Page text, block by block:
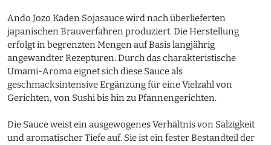
Ando Jozo Kaden Sojasauce wird nach überlieferten
japanischen Brauverfahren produziert. Die Herstellung
erfolgt in begrenzten Mengen auf Basis langjährig
angewandter Rezepturen. Durch das charakteristische
Umami-Aroma eignet sich diese Sauce als
geschmacksintensive Ergänzung für eine Vielzahl von
Gerichten, von Sushi bis hin zu Pfannengerichten.
Die Sauce weist ein ausgewogenes Verhältnis von Salzigkeit
und aromatischer Tiefe auf. Sie ist ein fester Bestandteil der